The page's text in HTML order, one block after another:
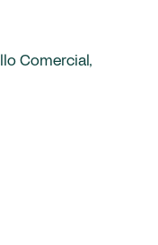
Comercial,